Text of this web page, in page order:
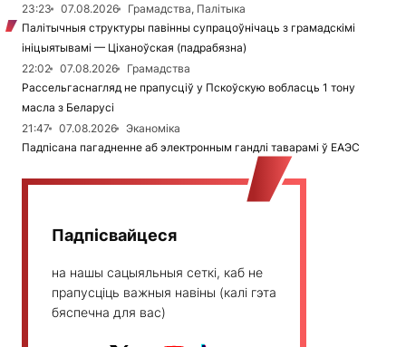
23:23
07.08.2026
Грамадства, Палітыка
Палітычныя структуры павінны супрацоўнічаць з грамадскімі
ініцыятывамі — Ціханоўская (падрабязна)
22:02
07.08.2026
Грамадства
Рассельгаснагляд не прапусціў у Пскоўскую вобласць 1 тону
масла з Беларусі
21:47
07.08.2026
Эканоміка
Падпісана пагадненне аб электронным гандлі таварамі ў ЕАЭС
Падпісвайцеся
на нашы сацыяльныя сеткі, каб не
прапусціць важныя навіны (калі гэта
бяспечна для вас)